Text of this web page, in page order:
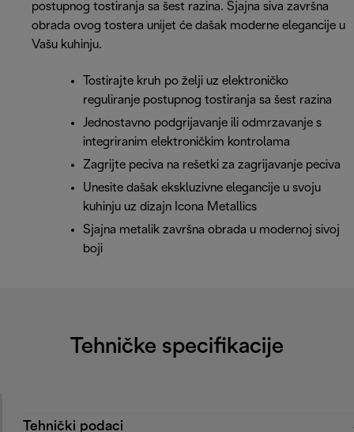
postupnog tostiranja sa šest razina. Sjajna siva završna
obrada ovog tostera unijet će dašak moderne elegancije u
Vašu kuhinju.
Tostirajte kruh po želji uz elektroničko
reguliranje postupnog tostiranja sa šest razina
Jednostavno podgrijavanje ili odmrzavanje s
integriranim elektroničkim kontrolama
Zagrijte peciva na rešetki za zagrijavanje peciva
Unesite dašak ekskluzivne elegancije u svoju
kuhinju uz dizajn Icona Metallics
Sjajna metalik završna obrada u modernoj sivoj
boji
Tehničke specifikacije
Tehnički podaci